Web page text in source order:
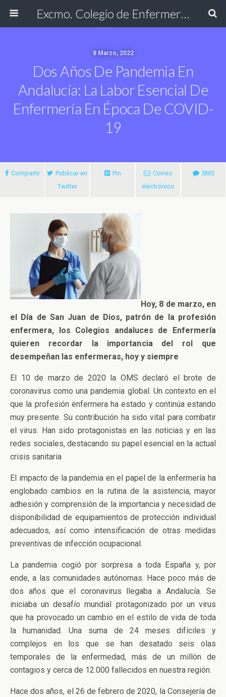
Excmo. Colegio de Enfermería de Cádiz
8 Marzo, 2022
Dos Años De Pandemia En
Andalucía: La Labor Esencial De
Enfermería En Época De COVID-
19
Compartir
Publicar en
Twitter
Pin
Correo
electrónico
SMS
Hoy, 8 de marzo, en
el Día de San Juan de Dios, patrón de la profesión
enfermera, los Colegios andaluces de Enfermería
quieren recordar la importancia del rol que
desempeñan las enfermeras, hoy y siempre
El 10 de marzo de 2020 la OMS declaró el brote de
coronavirus como una pandemia global. Un contexto en el
que la profesión enfermera ha estado y continúa estando
muy presente. Su contribución ha sido vital para combatir
el virus. Han sido protagonistas en las noticias y en las
redes sociales, destacando su papel esencial en la actual
crisis sanitaria
El impacto de la pandemia en el papel de la enfermería ha
englobado cambios en la rutina de la asistencia, mayor
adhesión y comprensión de la importancia y necesidad de
disponibilidad de equipamientos de protección individual
adecuados, así como intensificación de otras medidas
preventivas de infección ocupacional.
La pandemia cogió por sorpresa a toda España y, por
ende, a las comunidades autónomas. Hace poco más de
dos años que el coronavirus llegaba a Andalucía. Se
iniciaba un desafío mundial protagonizado por un virus
que ha provocado un cambio en el estilo de vida de toda
la humanidad. Una suma de 24 meses difíciles y
complejos en los que se han desatado seis olas
temporales de la enfermedad, más de un millón de
contagios y cerca de 12.000 fallecidos en nuestra región.
Hace dos años, el 26 de febrero de 2020, la Consejería de